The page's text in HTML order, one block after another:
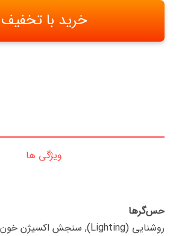
خرید با تخفیف
ویژگی ها
حس‌گرها